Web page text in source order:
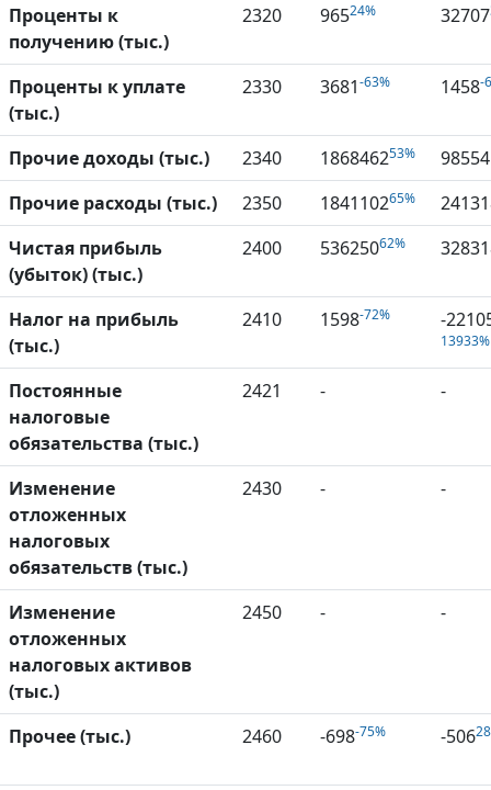
Проценты к
получению (тыс.)
2320 96524% 32707
Проценты к уплате
(тыс.)
2330 3681-63% 1458-
Прочие доходы (тыс.) 2340 186846253%
Прочие расходы (тыс.)
2350 184110265%
Чистая прибыль
(убыток) (тыс.)
2400 53625062%
Налог на прибыль
(тыс.)
2410 1598-72% -
13933%
Постоянные
налоговые
обязательства (тыс.)
2421 - -
Изменение
отложенных
налоговых
обязательств (тыс.)
2430 - -
Изменение
отложенных
налоговых активов
(тыс.)
2450 - -
Прочее (тыс.) 2460 -698-75% -506